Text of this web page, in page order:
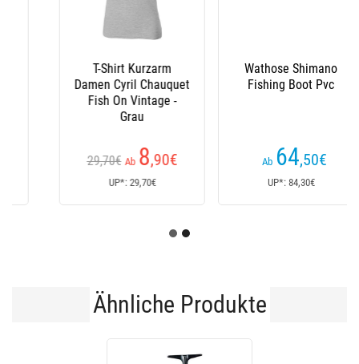
Wathose Shimano
Fishing Boot Pvc
64,50€
UP*: 84,30€
Wathose Shimano
75,30€
UP*: 114€
Ähnliche Produkte